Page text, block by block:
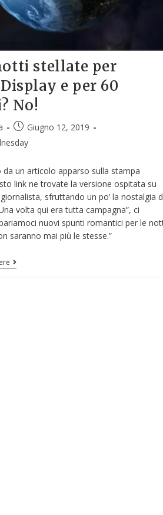
stellate per
e per 60
No!
Giugno 12, 2019
da un articolo apparso sulla stampa
link ne trovate la versione ospitata su
sfruttando un po’ la nostalgia
volta qui era tutta campagna”, ci
nuovi spunti romantici per le
saranno mai più le stesse.”